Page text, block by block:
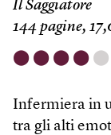
Il Saggiatore
144 pagine,
⬤ ⬤ ⬤ ⬤ ⬤
Infermiera in
tra gli alti